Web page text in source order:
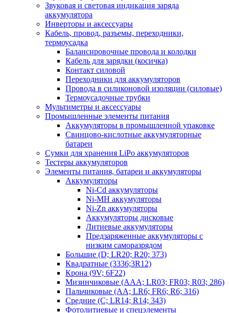
Звуковая и световая индикация заряда
аккумулятора
Инверторы и аксессуары
Кабель, провод, разъемы, переходники,
термоусадка
Балансировочные провода и колодки
Кабель для зарядки (косичка)
Контакт силовой
Переходники для аккумуляторов
Провода в силиконовой изоляции (силовые)
Термоусадочные трубки
Мультиметры и аксессуары
Промышленные элементы питания
Аккумуляторы в промышленной упаковке
Свинцово-кислотные аккумуляторные
батареи
Сумки для хранения LiPo аккумуляторов
Тестеры аккумуляторов
Элементы питания, батареи и аккумуляторы
Аккумуляторы
Ni-Cd аккумуляторы
Ni-MH аккумуляторы
Ni-Zn аккумуляторы
Аккумуляторы дисковые
Литиевые аккумуляторы
Предзаряженные аккумуляторы с
низким саморазрядом
Большие (D; LR20; R20; 373)
Квадратные (3336;3R12)
Крона (9V; 6F22)
Мизинчиковые (AAA; LR03; FR03; R03; 286)
Пальчиковые (AA; LR6; FR6; R6; 316)
Средние (C; LR14; R14; 343)
Фотолитиевые и спецэлементы